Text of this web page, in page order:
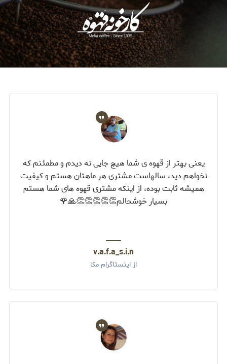
یعنی بهتر از قهوه ی شما هیچ جایی نه دیدم و مطمئنم که
نخواهم دید، سالهاست مشتری هر ماهتان هستم و کیفیت
همیشه ثابت بوده، از اینکه مشتری قهوه های شما هستم
بسیار خوشحالم👏👏👏👏👏🙏🌹
v.a.f.a_s.i.n
از اینستاگرام مکا